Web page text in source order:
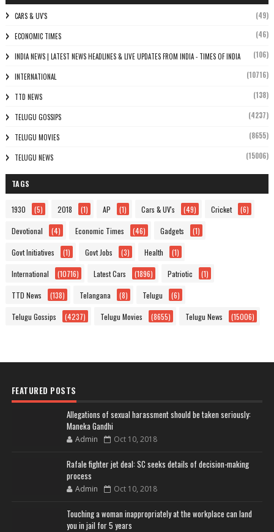
CARS & UV'S (49)
ECONOMIC TIMES (46)
INDIA NEWS | LATEST NEWS HEADLINES & LIVE UPDATES FROM INDIA - TIMES OF INDIA (106)
INTERNATIONAL (10716)
TTD NEWS (138)
TELUGU GOSSIPS (4237)
TELUGU MOVIES (8655)
TELUGU NEWS (15006)
TAGS
1930 (5) 2018 (1) AP (1) Cars & UV's (49) Cricket (6)
Devotional (4) Economic Times (46) Gadgets (1)
Govt Initiatives (1) Govt Jobs (3) Health (1)
International (10716) Latest Cars (1896) Patriotic (1)
TTD News (138) Telangana (8) Telugu (6)
Telugu Gossips (4237) Telugu Movies (8655) Telugu News (15006)
FEATURED POSTS
Allegations of sexual harassment should be taken seriously:
Maneka Gandhi
Admin Oct 10, 2018
Rafale fighter jet deal: SC seeks details of decision-making
process
Admin Oct 10, 2018
Touching a woman inappropriately at the workplace can land
you in jail for 5 years